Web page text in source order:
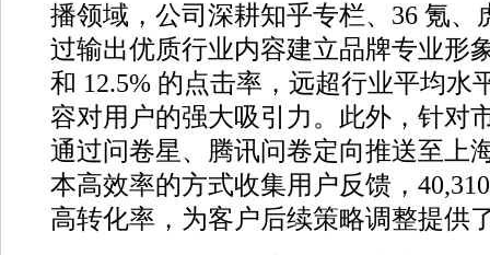
播领域，公司深耕知乎专栏、36 氪、
过输出优质行业内容建立品牌专业形
和 12.5% 的点击率，远超行业平均水
容对用户的强大吸引力。此外，针对
通过问卷星、腾讯问卷定向推送至上
本高效率的方式收集用户反馈，
高转化率，为客户后续策略调整提供